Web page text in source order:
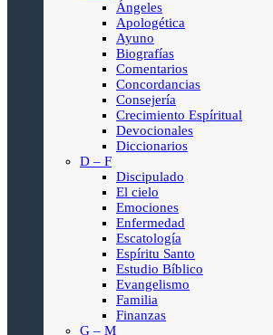
Ángeles
Apologética
Ayuno
Biografías
Comentarios
Concordancias
Consejería
Crecimiento Espíritual
Devocionales
Diccionarios
D – F
Discipulado
El cielo
Emociones
Enfermedad
Escatología
Espíritu Santo
Estudio Bíblico
Evangelismo
Familia
Finanzas
G – M